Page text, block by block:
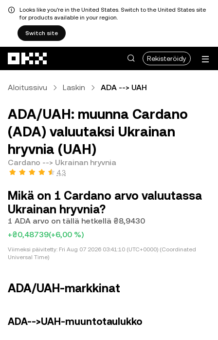
Looks like you're in the United States. Switch to the United States site
for products available in your region.
Switch site
Rekisteröidy
Aloitussivu Laskin ADA --> UAH
ADA/UAH: muunna Cardano
(ADA) valuutaksi Ukrainan
hryvnia (UAH)
Cardano --> Ukrainan hryvnia
4,3
Mikä on 1 Cardano arvo valuutassa
Ukrainan hryvnia?
1 ADA arvo on tällä hetkellä ₴8,9430
+₴0,48739(+6,00 %)
Viimeksi päivitetty: Fri Aug 07 2026 03:41:10 (UTC+0000) (Coordinated
Universal Time)
ADA/UAH-markkinat
ADA-->UAH-muuntotaulukko